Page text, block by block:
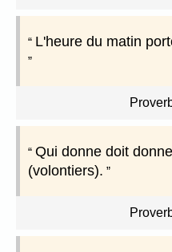
L'heure du matin
Qui donne doit
(volontiers).